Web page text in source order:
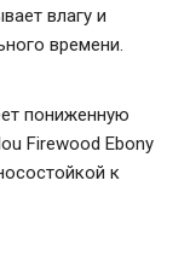
влагу и
времени.
пониженную
Firewood Ebony
к